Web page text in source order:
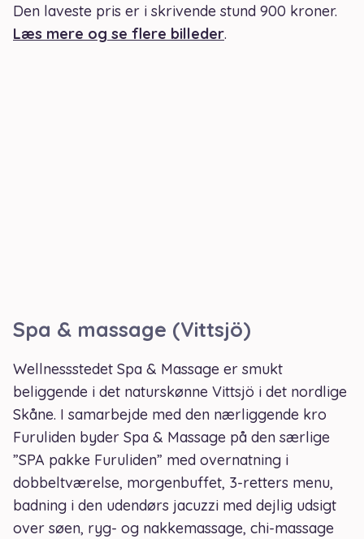
Den laveste pris er i skrivende stund 900 kroner.
Læs mere og se flere billeder.
Spa & massage (Vittsjö)
Wellnessstedet Spa & Massage er smukt
beliggende i det naturskønne Vittsjö i det nordlige
Skåne. I samarbejde med den nærliggende kro
Furuliden byder Spa & Massage på den særlige
”SPA pakke Furuliden” med overnatning i
dobbeltværelse, morgenbuffet, 3-retters menu,
badning i den udendørs jacuzzi med dejlig udsigt
over søen, ryg- og nakkemassage, chi-massage